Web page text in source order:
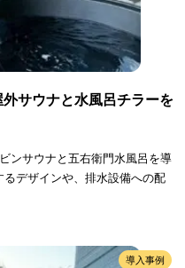
サウナと水風呂チラーを
ンサウナと五右衛門水風呂を導
デザインや、排水設備への配
導入事例